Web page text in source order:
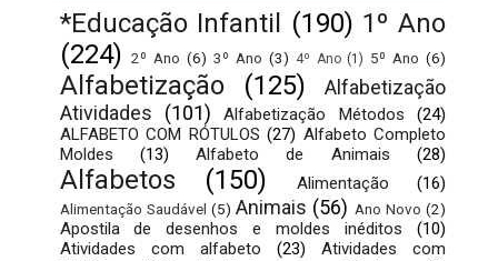
*Educação Infantil (190) 1º Ano
(224) 2º Ano (6) 3º Ano (3) 4º Ano (1) 5º Ano (6)
Alfabetização (125)
Alfabetização
Atividades
(101) Alfabetização Métodos
(24)
ALFABETO COM RÓTULOS (27) Alfabeto Completo
Moldes
(13) Alfabeto de Animais (28)
Alfabetos (150) Alimentação (16)
Alimentação Saudável (5) Animais (56) Ano Novo (2)
Apostila de desenhos e moldes inéditos
(10)
Atividades com alfabeto
(23)
Atividades com